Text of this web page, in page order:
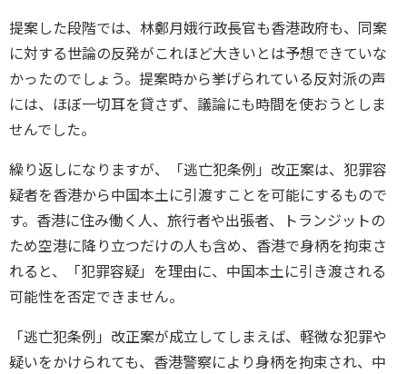
提案した段階では、林鄭月娥行政長官も香港政府も、同案
に対する世論の反発がこれほど大きいとは予想できていな
かったのでしょう。提案時から挙げられている反対派の声
には、ほぼ一切耳を貸さず、議論にも時間を使おうとしま
せんでした。
繰り返しになりますが、「逃亡犯条例」改正案は、犯罪容
疑者を香港から中国本土に引渡すことを可能にするもので
す。香港に住み働く人、旅行者や出張者、トランジットの
ため空港に降り立つだけの人も含め、香港で身柄を拘束さ
れると、「犯罪容疑」を理由に、中国本土に引き渡される
可能性を否定できません。
「逃亡犯条例」改正案が成立してしまえば、軽微な犯罪や
疑いをかけられても、香港警察により身柄を拘束され、中